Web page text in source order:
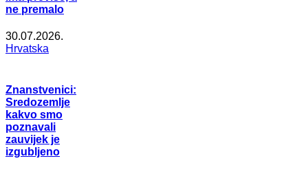
ne premalo
30.07.2026.
Hrvatska
Znanstvenici:
Sredozemlje
kakvo smo
poznavali
zauvijek je
izgubljeno